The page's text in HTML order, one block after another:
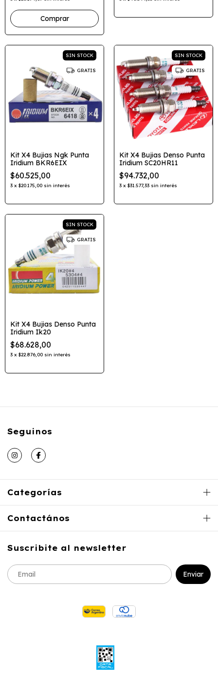
SIN STOCK
GRATIS
Kit X4 Bujias Ngk Punta
Iridium BKR6EIX
$60.525,00
3 x $20.175,00 sin interés
SIN STOCK
GRATIS
Kit X4 Bujias Denso Punta
Iridium SC20HR11
$94.732,00
3 x $31.577,33 sin interés
SIN STOCK
GRATIS
Kit X4 Bujias Denso Punta
Iridium Ik20
$68.628,00
3 x $22.876,00 sin interés
Seguinos
Categorías
Contactános
Suscribite al newsletter